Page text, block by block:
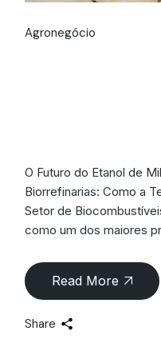
Agronegócio
O Futuro do Etanol de
Biorrefinarias: Como a
Setor de
como um dos maiores pr
Read More
Share